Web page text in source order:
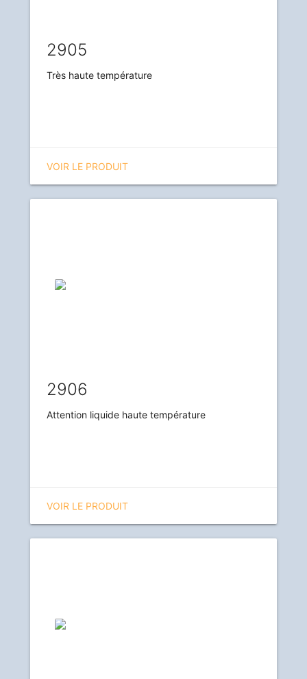
2905
Très haute température
VOIR LE PRODUIT
2906
Attention liquide haute température
VOIR LE PRODUIT